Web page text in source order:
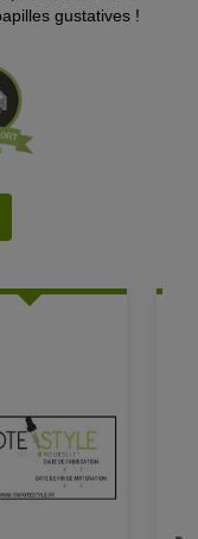
gustatives !